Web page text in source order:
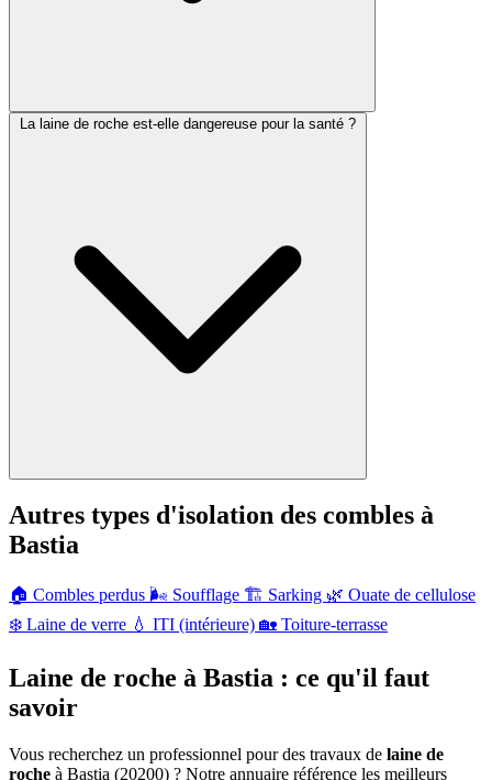
La laine de roche est-elle dangereuse pour la santé ?
Autres types d'isolation des combles à
Bastia
🏠 Combles perdus 🌬️ Soufflage 🏗️ Sarking 🌿 Ouate de cellulose
❄️ Laine de verre 💧 ITI (intérieure) 🏡 Toiture-terrasse
Laine de roche à Bastia : ce qu'il faut
savoir
Vous recherchez un professionnel pour des travaux de laine de
roche à Bastia (20200) ? Notre annuaire référence les meilleurs